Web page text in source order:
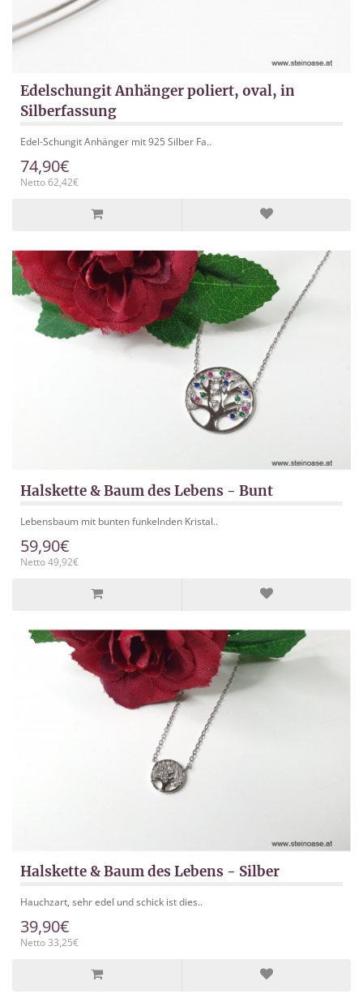
Edelschungit Anhänger poliert, oval, in
Silberfassung
Edel-Schungit Anhänger mit 925 Silber Fa..
74,90€
Netto 62,42€
Halskette & Baum des Lebens - Bunt
Lebensbaum mit bunten funkelnden Kristal..
59,90€
Netto 49,92€
Halskette & Baum des Lebens - Silber
Hauchzart, sehr edel und schick ist dies..
39,90€
Netto 33,25€